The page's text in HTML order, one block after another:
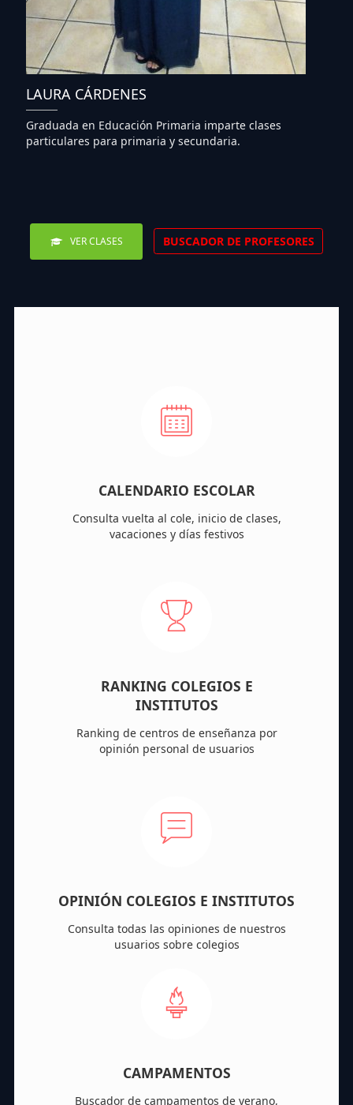
LAURA CÁRDENES
Graduada en Educación Primaria imparte clases
particulares para primaria y secundaria.
VER CLASES BUSCADOR DE PROFESORES
CALENDARIO ESCOLAR
Consulta vuelta al cole, inicio de clases,
vacaciones y días festivos
RANKING COLEGIOS E
INSTITUTOS
Ranking de centros de enseñanza por
opinión personal de usuarios
OPINIÓN COLEGIOS E INSTITUTOS
Consulta todas las opiniones de nuestros
usuarios sobre colegios
CAMPAMENTOS
Buscador de campamentos de verano,